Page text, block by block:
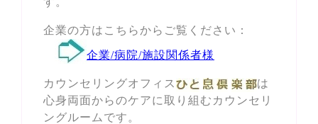
企業の方はこちらからご覧ください：
企業/病院/施設関係者様
カウンセリングオフィス
は
心身両面からのケアに取り組むカウンセリ
ングルームです。